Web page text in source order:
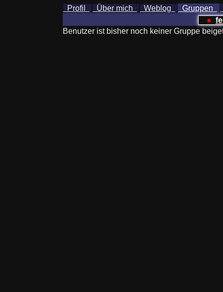
Profil Über mich Weblog Gruppen
●
Benutzer ist bisher noch keiner Gruppe